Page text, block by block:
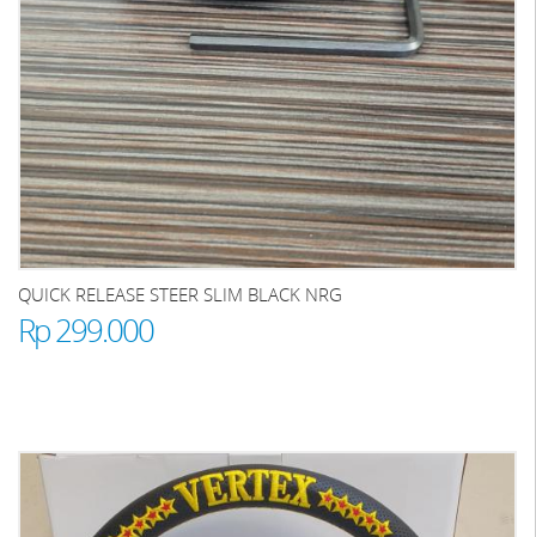
QUICK RELEASE STEER SLIM BLACK NRG
Rp 299.000